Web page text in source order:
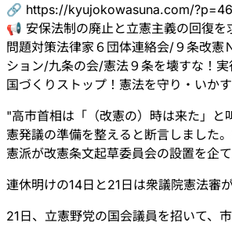
🔗 https://kyujokowasuna.com/
📢 安保法制の廃止と立憲主義の回復を
問題対策法律家６団体連絡会/９条改憲
ション/九条の会/憲法９条を壊すな！
国づくりストップ！憲法を守り・いか
"高市首相は「（改憲の）時は来た」と
憲発議の準備を整えると断言しました
憲派が改憲条文起草委員会の設置を企て
連休明けの14日と21日は衆議院憲法審
21日、立憲野党の国会議員を招いて、